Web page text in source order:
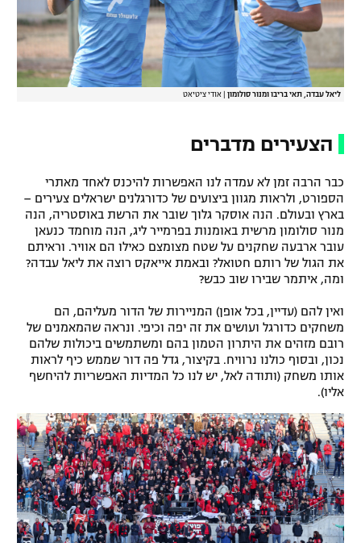
לוח דרושים – ג'ובנט
תגיות
המגזין
ליאל עבדה, תאי בריבו ומנור סולומון אודי ציטיאט
הצעירים מדברים
כבר הרבה זמן לא עמדה לנו האפשרות להיכנס לאחד מאתרי
הספורט, ולראות מגוון ביצועים של כדורגלנים ישראלים צעירים –
בארץ ובעולם. הנה אוסקר גלוך שובר את הרשת באוסטריה, הנה
מנור סולומון מרשית באומנות בפרמייר ליג, הנה מוחמד כנעאן
עובר ארבעה שחקנים על שטח מצומצם כאילו הם אוויר. וראיתם
את הגול של רותם חטואל? ובאמת אייאקס רוצה את ליאל עבדה?
ומה, איתמר שבירו שוב כבש?
ואין להם (עדיין, בכל אופן) המניירות של הדור מעליהם, הם
משחקים כדורגל ועושים את זה יפה וכיפי. ונראה שהמאמנים של
רובם מזהים את היתרון הטמון בהם ומשתמשים ביכולות שלהם
נכון, ובסוף כולנו נרוויח. בקיצור, גדל פה דור שממש כיף לראות
אותו משחק (ותודה לאל, יש לנו כל המדיות האפשריות להיחשף
אליו).